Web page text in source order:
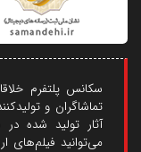
سکانس پلتفرم
تماشاگران و
آثار تولید شده
می‌توانید فیلم‌های